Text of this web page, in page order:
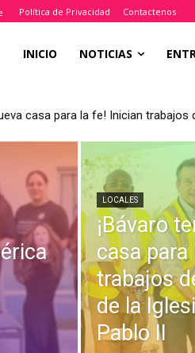
Política de Privacidad Contactenos
INICIO NOTICIAS
casa para la fe! Inician
LOCALES
¡Bávaro
casa
trabajos
de la
Pablo II